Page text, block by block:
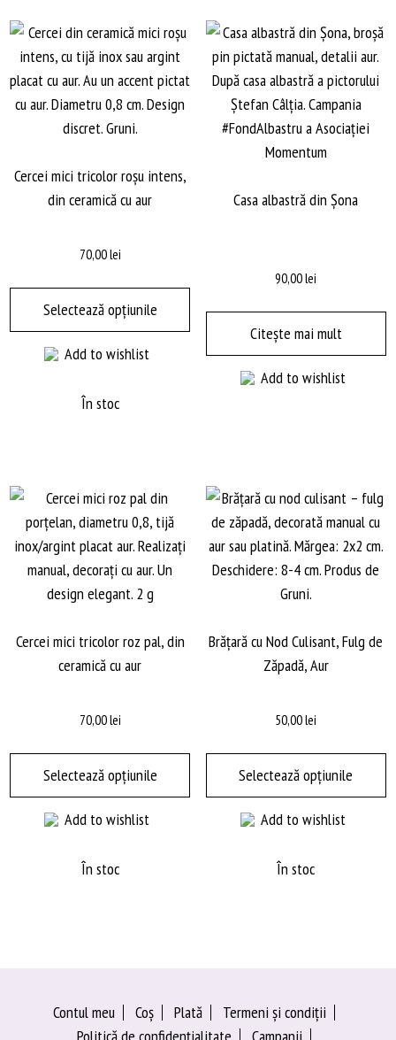
Cercei mici tricolor roșu intens,
din ceramică cu aur
70,00lei
Selectează opțiunile
Acest
produs
are
mai
alese
pagina
produsului.
Add to wishlist
În stoc
Casa albastră din Șona
90,00lei
Citește mai mult
Add to wishlist
Cercei mici tricolor roz pal, din
ceramică cu aur
70,00lei
Selectează opțiunile
Acest
are
pagina
produsului.
Add to wishlist
În stoc
Brăţară cu Nod Culisant, Fulg de
Zăpadă, Aur
50,00lei
Selectează opțiunile
Add to wishlist
În stoc
Contul meu Coș Plată
Termeni şi condiţii
Politică de confidențialitate
Campanii